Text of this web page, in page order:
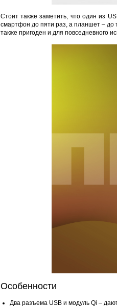
Стоит также заметить, что один из
смартфон до пяти раз, а планшет – до
также пригоден и для повседневного
Особенности
Два разъема USB и модуль Qi –